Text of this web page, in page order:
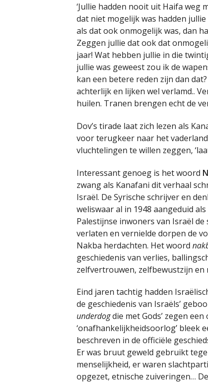
‘Jullie hadden nooit uit Haifa weg
dat niet mogelijk was hadden
als dat ook onmogelijk was, dan
Zeggen jullie dat ook dat
jaar! Wat hebben jullie in die
jullie was geweest zou ik de
kan een betere reden zijn dan
achterlijk en lijken wel verlamd..
huilen. Tranen brengen echt de
Dov’s tirade laat zich lezen als
voor terugkeer naar het
vluchtelingen te willen zeggen,
Interessant genoeg is het woord
zwang als Kanafani dit verhaal
Israël. De Syrische schrijver en
weliswaar al in 1948 aangeduid als
Palestijnse inwoners van Israël
verlaten en vernielde dorpen de
Nakba herdachten. Het woord
geschiedenis van verlies,
zelfvertrouwen, zelfbewustzijn en
Eind jaren tachtig hadden
de geschiedenis van Israëls’
underdogdie met Gods’ zegen
‘onafhankelijkheidsoorlog’ bleek
beschreven in de officiële
Er was bruut geweld gebruikt
menselijkheid, er waren
opgezet, etnische zuiveringen…